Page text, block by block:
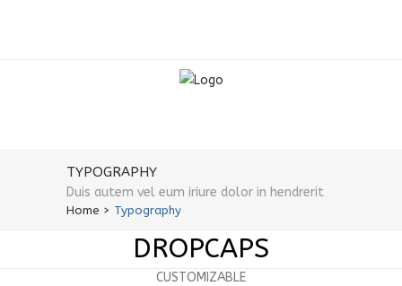
TYPOGRAPHY
Duis autem vel eum iriure dolor in hendrerit
Home > Typography
DROPCAPS
CUSTOMIZABLE